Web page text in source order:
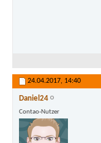
24.04.2017, 14:40
Daniel24
Contao-Nutzer